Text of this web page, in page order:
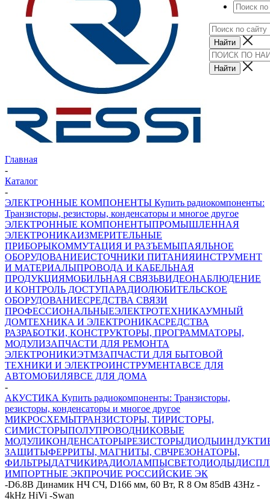
Главная
-
Каталог
-
ЭЛЕКТРОННЫЕ КОМПОНЕНТЫ Купить радиокомпоненты:
Транзисторы, резисторы, конденсаторы и многое другое
ЭЛЕКТРОННЫЕ КОМПОНЕНТЫПРОМЫШЛЕННАЯ
ЭЛЕКТРОНИКАИЗМЕРИТЕЛЬНЫЕ
ПРИБОРЫКОММУТАЦИЯ И РАЗЪЕМЫПАЯЛЬНОЕ
ОБОРУДОВАНИЕИСТОЧНИКИ ПИТАНИЯИНСТРУМЕНТ
И МАТЕРИАЛЫПРОВОДА И КАБЕЛЬНАЯ
ПРОДУКЦИЯМОБИЛЬНАЯ СВЯЗЬВИДЕОНАБЛЮДЕНИЕ
И КОНТРОЛЬ ДОСТУПАРАДИОЛЮБИТЕЛЬСКОЕ
ОБОРУДОВАНИЕСРЕДСТВА СВЯЗИ
ПРОФЕССИОНАЛЬНЫЕЭЛЕКТРОТЕХНИКАУМНЫЙ
ДОМТЕХНИКА И ЭЛЕКТРОНИКАСРЕДСТВА
РАЗРАБОТКИ, КОНСТРУКТОРЫ, ПРОГРАММАТОРЫ,
МОДУЛИЗАПЧАСТИ ДЛЯ РЕМОНТА
ЭЛЕКТРОНИКИЭТМЗАПЧАСТИ ДЛЯ БЫТОВОЙ
ТЕХНИКИ И ЭЛЕКТРОИНСТРУМЕНТАВСЕ ДЛЯ
АВТОМОБИЛЯВСЕ ДЛЯ ДОМА
-
АКУСТИКА Купить радиокомпоненты: Транзисторы,
резисторы, конденсаторы и многое другое
МИКРОСХЕМЫТРАНЗИСТОРЫ, ТИРИСТОРЫ,
СИМИСТОРЫПОЛУПРОВОДНИКОВЫЕ
МОДУЛИКОНДЕНСАТОРЫРЕЗИСТОРЫДИОДЫ
ЗАЩИТЫФЕРРИТЫ, МАГНИТЫ, СВЧРЕЗОНАТОРЫ,
ФИЛЬТРЫДАТЧИКИРАДИОЛАМПЫСВЕТОДИОДЫ
ИМПОРТНЫЕ ЭКПРОЧИЕ РОССИЙСКИЕ ЭК
-D6.8B Динамик НЧ СЧ, D166 мм, 60 Вт, R 8 Ом 85dB 43Hz -
4kHz HiVi -Swan